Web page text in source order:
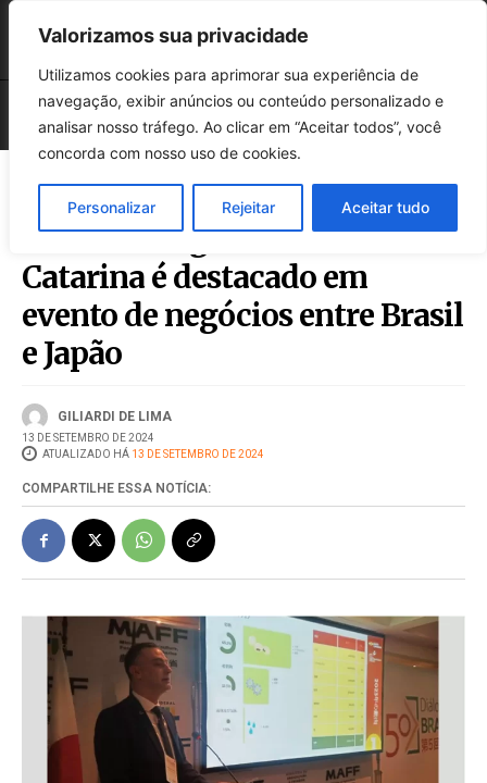
Valorizamos sua privacidade
Utilizamos cookies para aprimorar sua experiência de
navegação, exibir anúncios ou conteúdo personalizado e
analisar nosso tráfego. Ao clicar em “Aceitar todos”, você
concorda com nosso uso de cookies.
Personalizar Rejeitar Aceitar tudo
Potencial logístico de Santa
Catarina é destacado em
evento de negócios entre Brasil
e Japão
GILIARDI DE LIMA
13 DE SETEMBRO DE 2024
ATUALIZADO HÁ 13 DE SETEMBRO DE 2024
COMPARTILHE ESSA NOTÍCIA: